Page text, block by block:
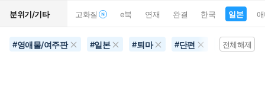
분위기/기타 고화질 e북 연재 완결 한국 일본
#영애물/여주판 #일본 #퇴마 #단편 요리/음식
전체해제